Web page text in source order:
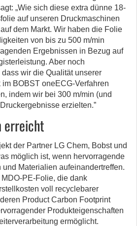
„Wie sich diese extra dünne 18-
auf unseren Druckmaschinen
dem Markt. Wir haben die Folie
von bis zu 500 m/min
Ergebnissen in Bezug auf
Aber noch
wir die Qualität unserer
BOBST oneECG-Verfahren
indem wir bei 300 m/min (und
erzielten.”
erreicht
der Partner LG Chem, Bobst und
möglich ist, wenn hervorragende
und Materialien aufeinandertreffen.
PE-Folie, die dank
voll recyclebarer
Product Carbon Footprint
Produkteigenschaften
ermöglicht.